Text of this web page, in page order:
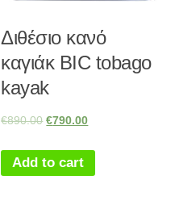
Διθέσιο κανό
καγιάκ BIC tobago
kayak
€890.00 €790.00
Add to cart